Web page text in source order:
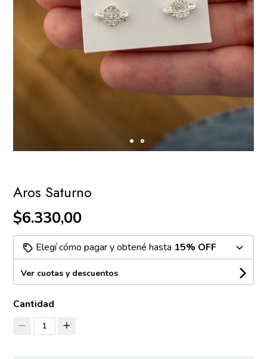
Aros Saturno
$6.330,00
Elegí cómo pagar y obtené hasta 15% OFF
Ver cuotas y descuentos
Cantidad
1